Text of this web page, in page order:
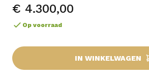
€ 4.300,00
Op voorraad
IN WINKELWAGEN